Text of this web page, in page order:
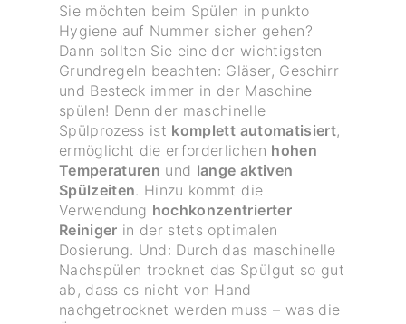
Sie möchten beim Spülen in punkto
Hygiene auf Nummer sicher gehen?
Dann sollten Sie eine der wichtigsten
Grundregeln beachten: Gläser, Geschirr
und Besteck immer in der Maschine
spülen! Denn der maschinelle
Spülprozess ist komplett automatisiert,
ermöglicht die erforderlichen hohen
Temperaturen und lange aktiven
Spülzeiten. Hinzu kommt die
Verwendung hochkonzentrierter
Reiniger in der stets optimalen
Dosierung. Und: Durch das maschinelle
Nachspülen trocknet das Spülgut so gut
ab, dass es nicht von Hand
nachgetrocknet werden muss – was die